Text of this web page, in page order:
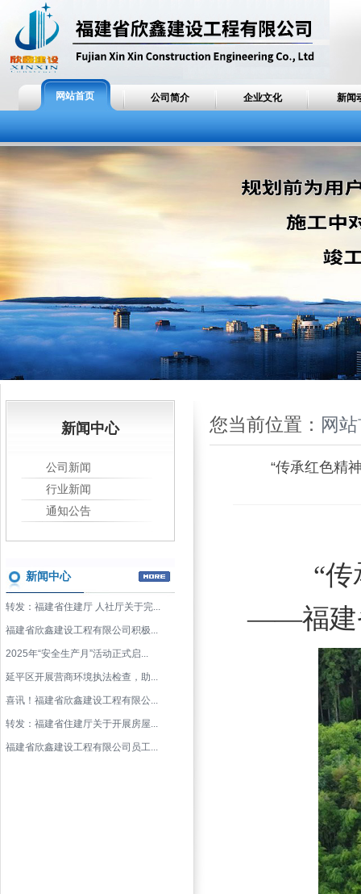
网站首页 公司简介 企业文化 新闻
新闻中心
公司新闻
行业新闻
通知公告
新闻中心
转发：福建省住建厅 人社厅关于完...
福建省欣鑫建设工程有限公司积极...
2025年“安全生产月”活动正式启...
延平区开展营商环境执法检查，助...
喜讯！福建省欣鑫建设工程有限公...
转发：福建省住建厅关于开展房屋...
福建省欣鑫建设工程有限公司员工...
您当前位置： 网
“传承红色精
“
——福建